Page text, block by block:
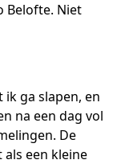
Belofte. Niet
ga slapen, en
na een dag vol
De
een kleine